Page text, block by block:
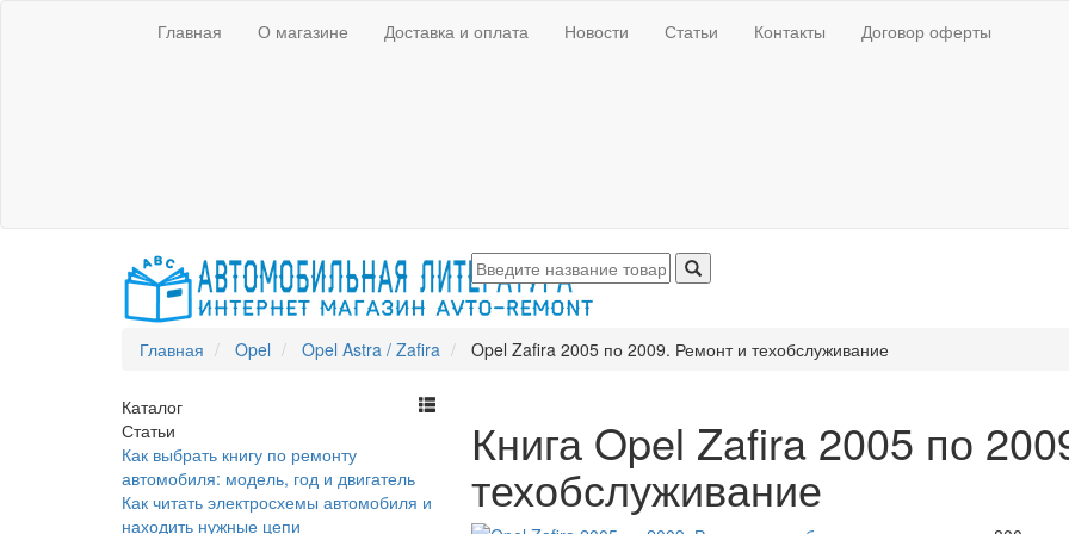
Главная О магазине Доставка и оплата Новости Статьи Контакты Договор оферты
Главная Opel Opel Astra / Zafira Opel Zafira 2005 по 2009. Ремонт и техобслуживание
Каталог
Статьи
Как выбрать книгу по ремонту
автомобиля: модель, год и двигатель
Как читать электросхемы автомобиля и
находить нужные цепи
Книга Opel Zafira 2005 по
техобслуживание